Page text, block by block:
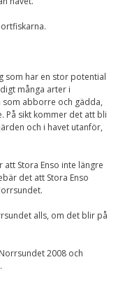
som har en stor potential
många arter i
som abborre och gädda,
På sikt kommer det att bli
och i havet utanför,
Stora Enso inte längre
det att Stora Enso
alls, om det blir på
2008 och
För att vår
hemsida ska
besök. Om du
nekar de här
kakorna
kommer viss
funktionalitet
hemsidan.
Marknadsföring
Genom att dela med
du surfar ökar du